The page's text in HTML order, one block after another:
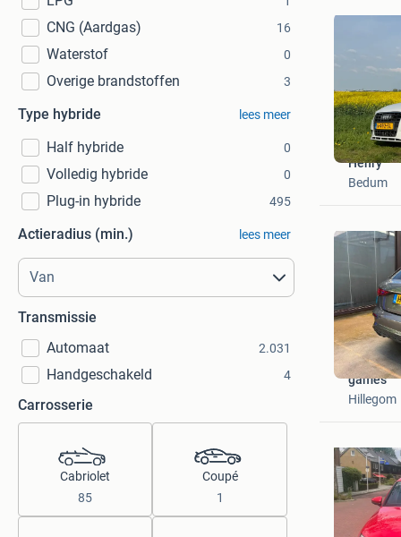
CNG (Aardgas) 16
Waterstof 0
Overige brandstoffen 3
Type hybride lees meer
Half hybride 0
Volledig hybride 0
Plug-in hybride 495
Actieradius (min.) lees meer
Transmissie
Automaat
2.031
Handgeschakeld 4
Carrosserie
Cabriolet
85
Coupé
1
Henry
Bedum
games
Hillegom